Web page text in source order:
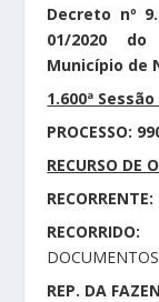
Decreto nº
01/2020
Município de
1.600ª
PROCESSO:
RECURSO DE
RECORRENTE:
RECORRIDO:
REP. DA